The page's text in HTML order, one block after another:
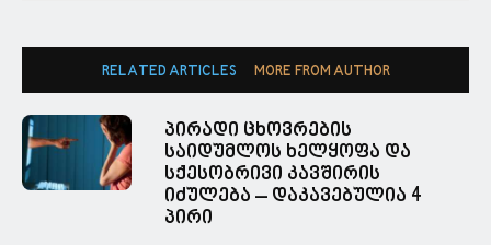
RELATED ARTICLES MORE FROM AUTHOR
პირადი ცხოვრების
საიდუმლოს ხელყოფა და
სქესობრივი კავშირის
იძულება – დაკავებულია 4
პირი